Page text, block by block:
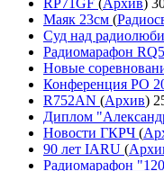
Маяк 23см (
Суд над
Радиомарафон
Новые
Конференция РО
R752AN (Архив)
Диплом
Новости ГКРЧ (
90 лет IARU (
Радиомарафон